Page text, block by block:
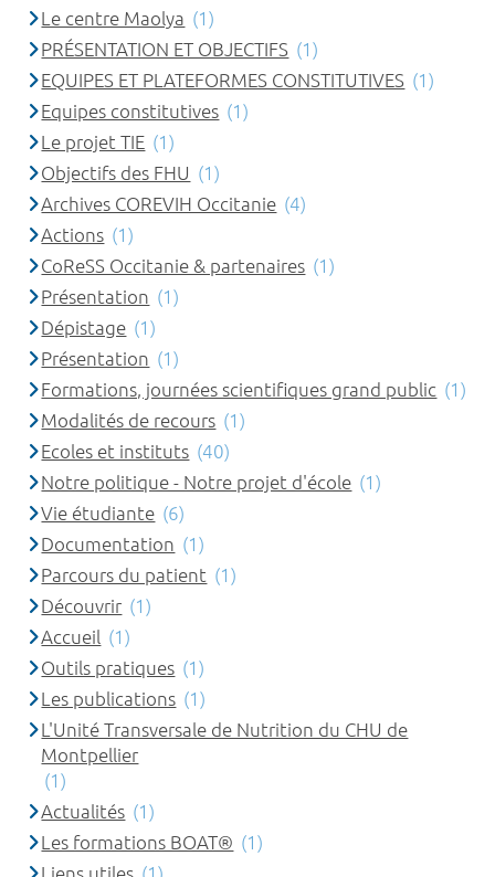
Le centre Maolya (1)
PRÉSENTATION ET OBJECTIFS (1)
EQUIPES ET PLATEFORMES CONSTITUTIVES (1)
Equipes constitutives (1)
Le projet TIE (1)
Objectifs des FHU (1)
Archives COREVIH Occitanie (4)
Actions (1)
CoReSS Occitanie & partenaires (1)
Présentation (1)
Dépistage (1)
Présentation (1)
Formations, journées scientifiques grand public (1)
Modalités de recours (1)
Ecoles et instituts (40)
Notre politique - Notre projet d'école (1)
Vie étudiante (6)
Documentation (1)
Parcours du patient (1)
Découvrir (1)
Accueil (1)
Outils pratiques (1)
Les publications (1)
L'Unité Transversale de Nutrition du CHU de
Montpellier
(1)
Actualités (1)
Les formations BOAT® (1)